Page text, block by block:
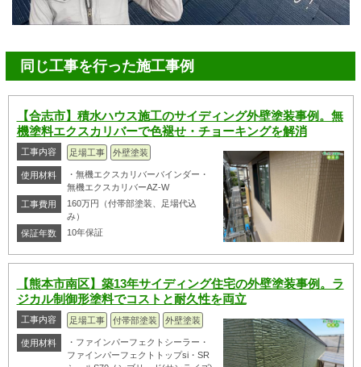
同じ工事を行った施工事例
【合志市】積水ハウス施工のサイディング外壁塗装事例。無
機塗料エクスカリバーで色褪せ・チョーキングを解消
工事内容 足場工事 外壁塗装
使用材料
・無機エクスカリバーバインダー・
無機エクスカリバーAZ-W
工事費用
160万円（付帯部塗装、足場代込
み）
保証年数
10年保証
【熊本市南区】築13年サイディング住宅の外壁塗装事例。ラ
ジカル制御形塗料でコストと耐久性を両立
工事内容 足場工事 付帯部塗装 外壁塗装
使用材料
・ファインパーフェクトシーラー・
ファインパーフェクトトップsi・SR